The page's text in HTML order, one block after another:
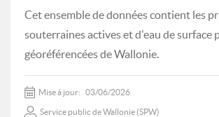
Cet ensemble de données contient les
souterraines actives et d'eau de surface
géoréférencées de Wallonie.
Mise à jour: 03/06/2026
Service public de Wallonie (SPW)